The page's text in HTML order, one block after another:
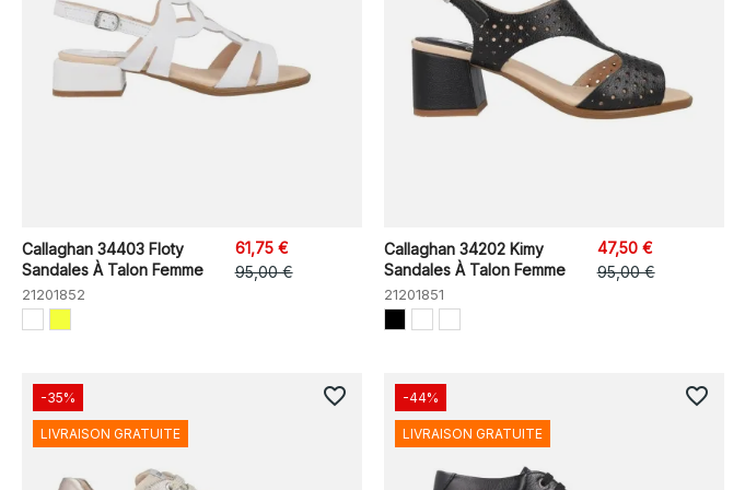
Callaghan 34403 Floty
Sandales À Talon Femme
21201852
61,75 €
95,00 €
Callaghan 34202 Kimy
Sandales À Talon Femme
21201851
47,50 €
95,00 €
-35%
LIVRAISON GRATUITE
favorite_border -44%
LIVRAISON GRATUITE
favorite_border